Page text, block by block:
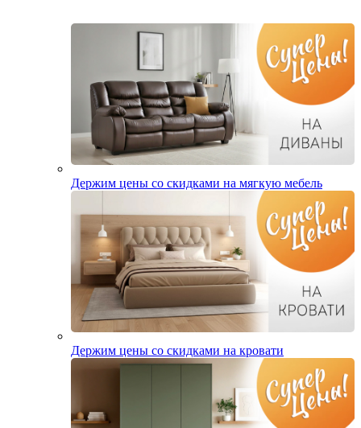
Держим цены со скидками на мягкую мебель
Держим цены со скидками на кровати